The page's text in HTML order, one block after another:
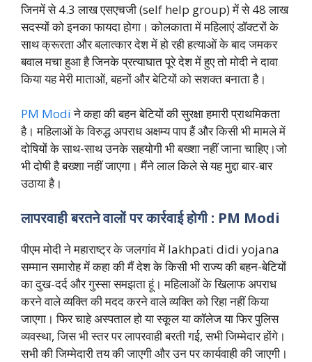
जिनमें से 4.3 लाख एसएचजी (self help group) में से 48 लाख
सदस्यों को इनका फायदा होगा। कोलकाता में महिलाएं डॉक्टरों के
साथ क्रूरता और बलात्कार देश में हो रही हत्याओं के बाद जमकर
बवाल मचा हुआ है जिनके प्रत्याघात पूरे देश में हुए तो मोदी ने दावा
किया यह मेरी माताओं, बहनों और बेटियों को सशक्त बनाता है।
PM Modiने कहा की बहन बेटियों की सुरक्षा हमारी प्राथमिकता
है। महिलाओं के विरुद्ध अपराध अक्षम्य पाप हैं और किसी भी मामले में
दोषियों के साथ-साथ उनके सहयोगी भी बख्शा नहीं जाना चाहिए।जो
भी दोषी है बख्शा नहीं जाएगा। मैंने लाल किले से यह मुद्दा बार-बार
उठाया है।
लापरवाही बरतने वालों पर कार्रवाई होगी : PM Modi
पीएम मोदी ने महाराष्ट्र के जलगांव में lakhpati didi yojana
सम्मान समारोह में कहा की मैं देश के किसी भी राज्य की बहन-बेटियों
का दुख-दर्द और गुस्सा समझता हूं। महिलाओं के खिलाफ अपराध
करने वाले व्यक्ति की मदद करने वाले व्यक्ति को रिहा नहीं किया
जाएगा। फिर चाहे अस्पताल हो या स्कूल या कॉलेज या फिर पुलिस
व्यवस्था, जिस भी स्तर पर लापरवाही बरती गई, सभी जिम्मेदार होंगे।
सभी की जिम्मेदारी तय की जाएगी और उन पर कार्यवाही की जाएगी।